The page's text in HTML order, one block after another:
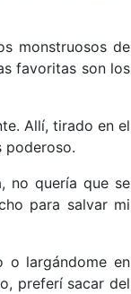
monstruosos de
favoritas son los
Allí, tirado en el
poderoso.
no quería que se
para salvar mi
o largándome en
preferí sacar del